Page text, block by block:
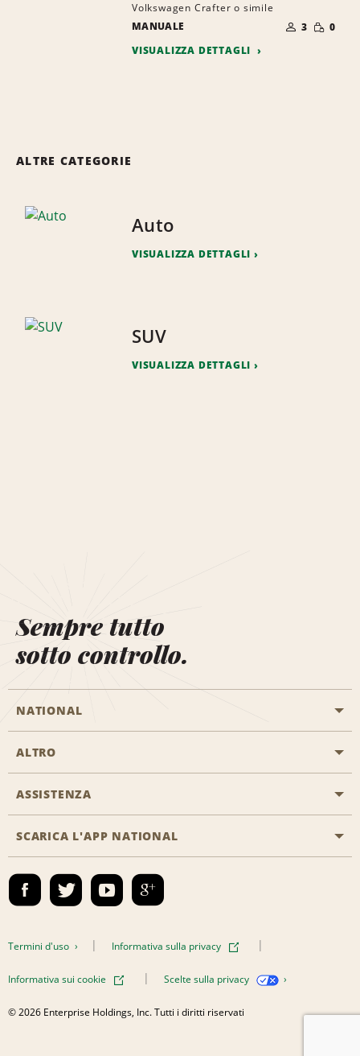
Volkswagen Crafter o simile
MANUALE
DI
PERSONE
3 RIDOTTA
0
VISUALIZZA DETTAGLI
ALTRE CATEGORIE
Auto
VISUALIZZA DETTAGLI
SUV
VISUALIZZA DETTAGLI
Sempre tutto
sotto controllo.
NATIONAL
Inizia una prenotazione
Programmi business
Emerald Club Accedi
ALTRO
Offerte di lavoro
ASSISTENZA
Accessibilità
Contatti
SCARICA L'APP NATIONAL
Termini d'uso Informativa sulla privacy
Informativa sui cookie Scelte sulla privacy
© 2026 Enterprise Holdings, Inc. Tutti i diritti riservati